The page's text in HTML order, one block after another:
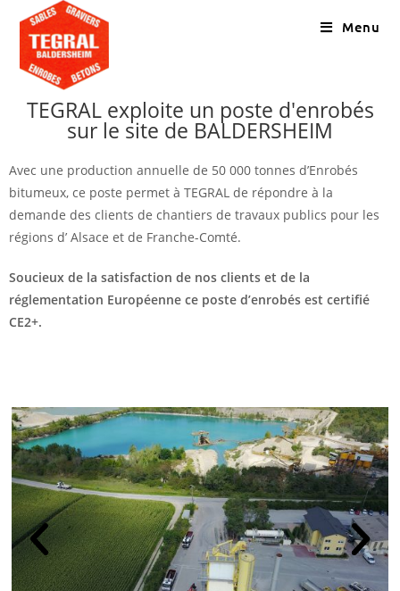
Menu
TEGRAL exploite un poste d'enrobés
sur le site de BALDERSHEIM
Avec une production annuelle de 50 000 tonnes d’Enrobés
bitumeux, ce poste permet à TEGRAL de répondre à la
demande des clients de chantiers de travaux publics pour les
régions d’ Alsace et de Franche-Comté.
Soucieux de la satisfaction de nos clients et de la
réglementation Européenne ce poste d’enrobés est certifié
CE2+.